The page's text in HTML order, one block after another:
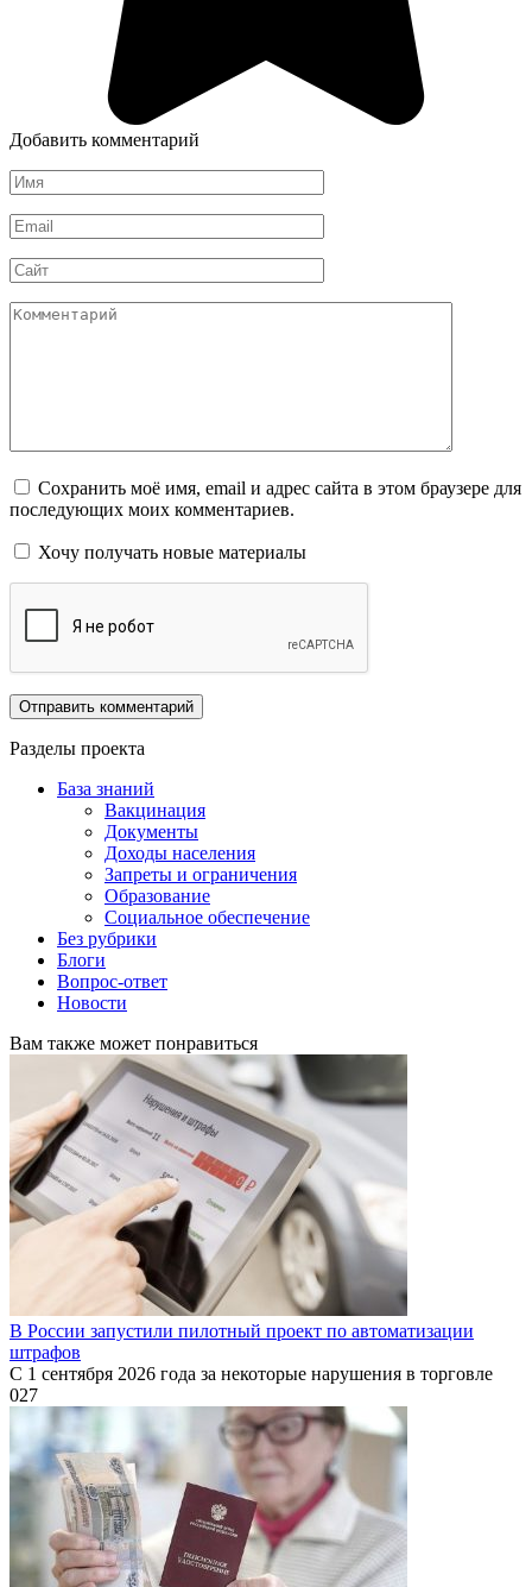
Добавить комментарий
Имя
*
Email
*
Сайт
Комментарий
Сохранить моё имя, email и адрес сайта в этом браузере для
последующих моих комментариев.
Хочу получать новые материалы
Разделы проекта
База знаний
Вакцинация
Документы
Доходы населения
Запреты и ограничения
Образование
Социальное обеспечение
Без рубрики
Блоги
Вопрос-ответ
Новости
Вам также может понравиться
В России запустили пилотный проект по автоматизации
штрафов
С 1 сентября 2026 года за некоторые нарушения в торговле
027